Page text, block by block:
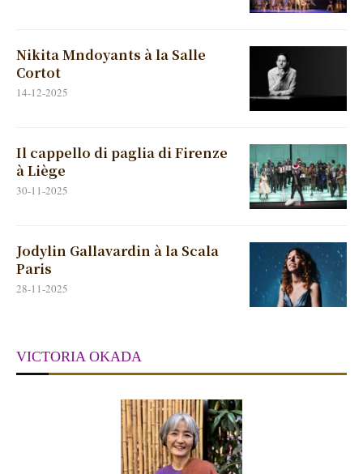
Nikita Mndoyants à la Salle
Cortot
14-12-2025
Il cappello di paglia di Firenze
à Liège
30-11-2025
Jodylin Gallavardin à la Scala
Paris
28-11-2025
VICTORIA OKADA